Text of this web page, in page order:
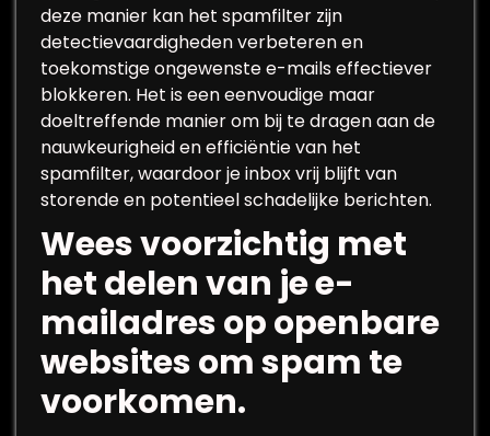
deze manier kan het spamfilter zijn
detectievaardigheden verbeteren en
toekomstige ongewenste e-mails effectiever
blokkeren. Het is een eenvoudige maar
doeltreffende manier om bij te dragen aan de
nauwkeurigheid en efficiëntie van het
spamfilter, waardoor je inbox vrij blijft van
storende en potentieel schadelijke berichten.
Wees voorzichtig met
het delen van je e-
mailadres op openbare
websites om spam te
voorkomen.